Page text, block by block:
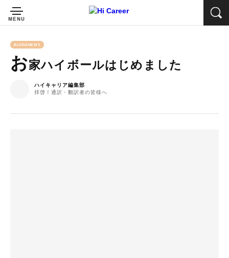
BLOG&NEWS
お家ハイボールはじめました
ハイキャリア編集部
拝啓！通訳・翻訳者の皆様へ